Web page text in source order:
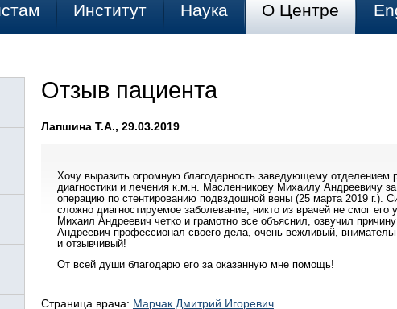
Институт Наука О Центре
Отзыв пациента
Лапшина Т.А., 29.03.2019
Хочу выразить огромную благодарность заведующему отделением
диагностики и лечения к.м.н. Масленникову Михаилу Андреевичу
операцию по стентированию подвздошной вены (25 марта 2019
сложно диагностируемое заболевание, никто из врачей не смог его
Михаил Андреевич четко и грамотно все объяснил, озвучил
Андреевич профессионал своего дела, очень вежливый,
и отзывчивый!
От всей души благодарю его за оказанную мне помощь!
Страница врача: Марчак Дмитрий Игоревич